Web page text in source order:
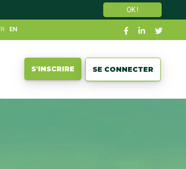
OK !
EN
Social
links
S'INSCRIRE SE CONNECTER